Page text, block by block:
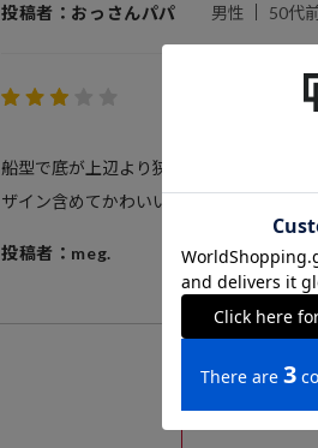
投稿者：おっさんパパ 男性 50代
船型で底が上辺より狭くなっているので
ザイン含めてかわいいです 留め具が硬く
投稿者：meg.